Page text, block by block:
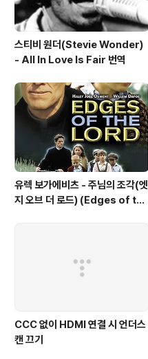
스티비 원더(Stevie Wonder)
- All In Love Is Fair 번역
유렉 보가에비츠 - 주님의 조각(엣
지 오브 더 로드) (Edges of the
CCC 없이 HDMI 연결 시 언더스
캔 끄기